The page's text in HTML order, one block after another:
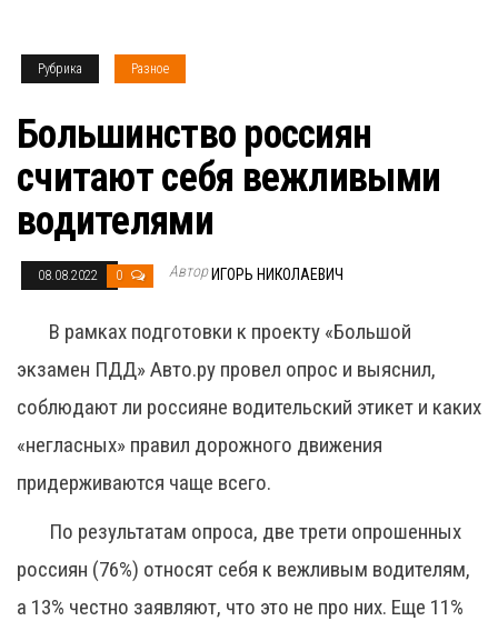
Рубрика Разное
Большинство россиян
считают себя вежливыми
водителями
08.08.2022 0 Автор ИГОРЬ НИКОЛАЕВИЧ
В рамках подготовки к проекту «Большой
экзамен ПДД» Авто.ру провел опрос и выяснил,
соблюдают ли россияне водительский этикет и каких
«негласных» правил дорожного движения
придерживаются чаще всего.
По результатам опроса, две трети опрошенных
россиян (76%) относят себя к вежливым водителям,
а 13% честно заявляют, что это не про них. Еще 11%